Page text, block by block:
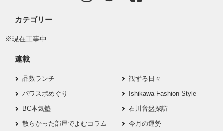
カテゴリー
※現在工事中
連載
品数ランチ
観ずる日々
パワスポめぐり
Ishikawa Fashion Style
BC本気塾
石川音盤探訪
散らかった部屋でよむコラム
今月の運勢